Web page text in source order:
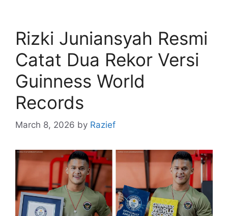
Rizki Juniansyah Resmi
Catat Dua Rekor Versi
Guinness World
Records
March 8, 2026 by Razief